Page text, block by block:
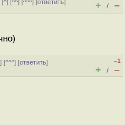
[^ ] [^^ ] [^^^ ] [ответить + / –
] [^^^] [ответить]
–1
+ / –